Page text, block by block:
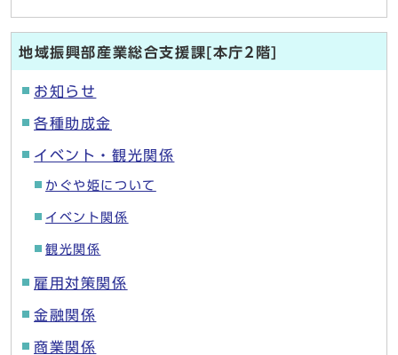
地域振興部産業総合支援課[本庁2階]
お知らせ
各種助成金
イベント・観光関係
かぐや姫について
イベント関係
観光関係
雇用対策関係
金融関係
商業関係